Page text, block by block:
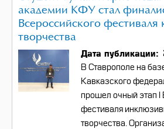
академии КФУ стал
Всероссийского фестиваля
творчества
Дата публикации
В Ставрополе на
Кавказского
прошел очный этап I
фестиваля
творчества.